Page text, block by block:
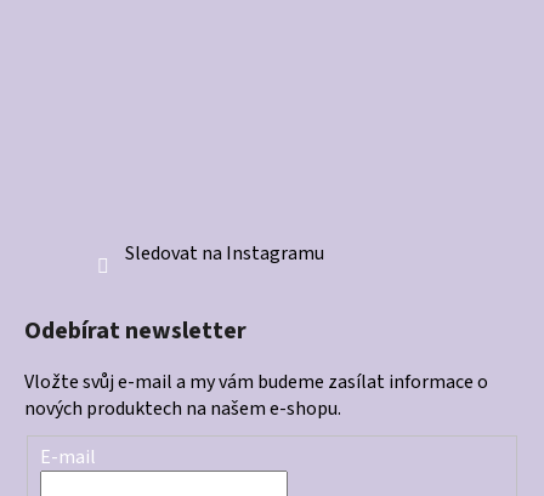
Sledovat na Instagramu
Odebírat newsletter
Vložte svůj e-mail a my vám budeme zasílat informace o
nových produktech na našem e-shopu.
E-mail